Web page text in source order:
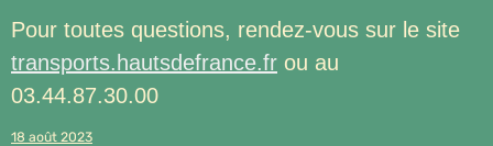
Pour toutes questions, rendez-vous sur le site
transports.hautsdefrance.fr ou au
03.44.87.30.00
18 août 2023